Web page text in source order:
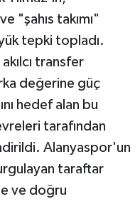
"şahıs takımı"
tepki topladı.
transfer
değerine güç
hedef alan bu
tarafından
Alanyaspor'un
taraftar
ve doğru